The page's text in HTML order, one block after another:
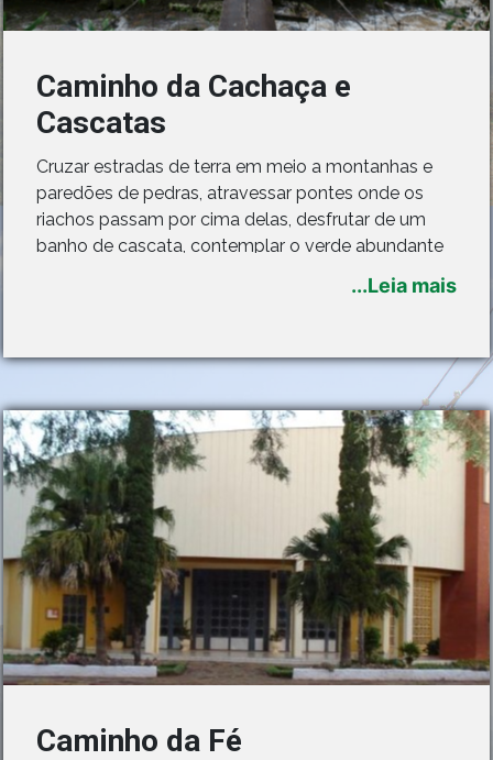
Caminho da Cachaça e
Cascatas
Cruzar estradas de terra em meio a montanhas e
paredões de pedras, atravessar pontes onde os
riachos passam por cima delas, desfrutar de um
banho de cascata, contemplar o verde abundante
experiência deliciando-se com mel e cachaça
...Leia mais
Caminho da Fé